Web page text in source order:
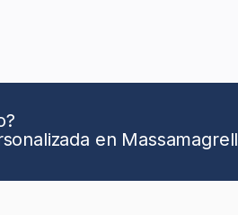
en Massamagrell